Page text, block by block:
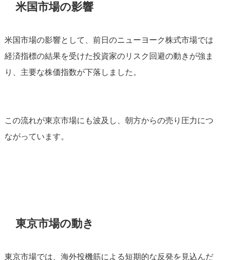
米国市場の影響
米国市場の影響として、前日のニューヨーク株式市場では
経済指標の結果を受けた投資家のリスク回避の動きが強ま
り、主要な株価指数が下落しました。
この流れが東京市場にも波及し、朝方からの売り圧力につ
ながっています。
東京市場の動き
東京市場では、海外投機筋による短期的な反発を見込んだ